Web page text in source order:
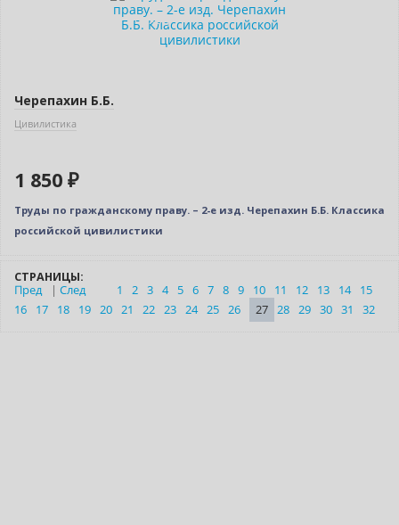
Индивидуальный подход
Черепахин Б.Б.
Цивилистика
1 850 ₽
Труды по гражданскому праву. – 2-е изд. Черепахин Б.Б. Классика
российской цивилистики
СТРАНИЦЫ:
Пред
| След 1 2 3 4 5 6 7 8 9 10 11 12 13 14
15
16
17 18 19 20 21 22 23 24 25 26 27 28 29 30 31 32